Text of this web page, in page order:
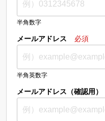
半角数字
メールアドレス 必須
半角英数字
メールアドレス（確認用）